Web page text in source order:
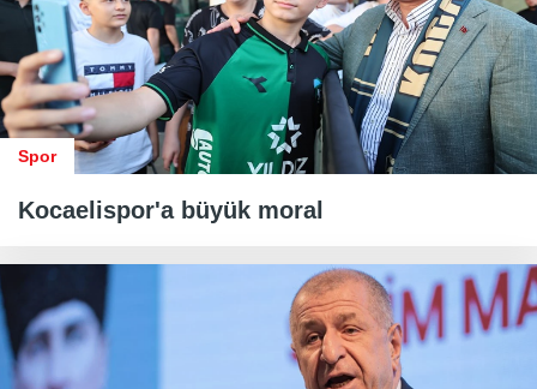
Spor
Kocaelispor'a büyük moral